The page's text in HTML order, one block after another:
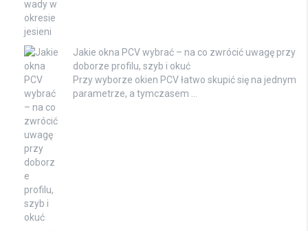
Jakie okna PCV wybrać – na co zwrócić uwagę przy
doborze profilu, szyb i okuć
Przy wyborze okien PCV łatwo skupić się na jednym
parametrze, a tymczasem …